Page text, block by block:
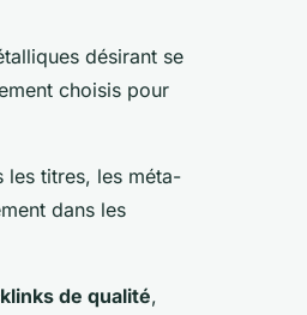
désirant se
choisis pour
les titres, les méta-
dans les
de qualité,